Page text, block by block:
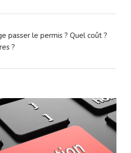
passer le permis ? Quel coût ?
?